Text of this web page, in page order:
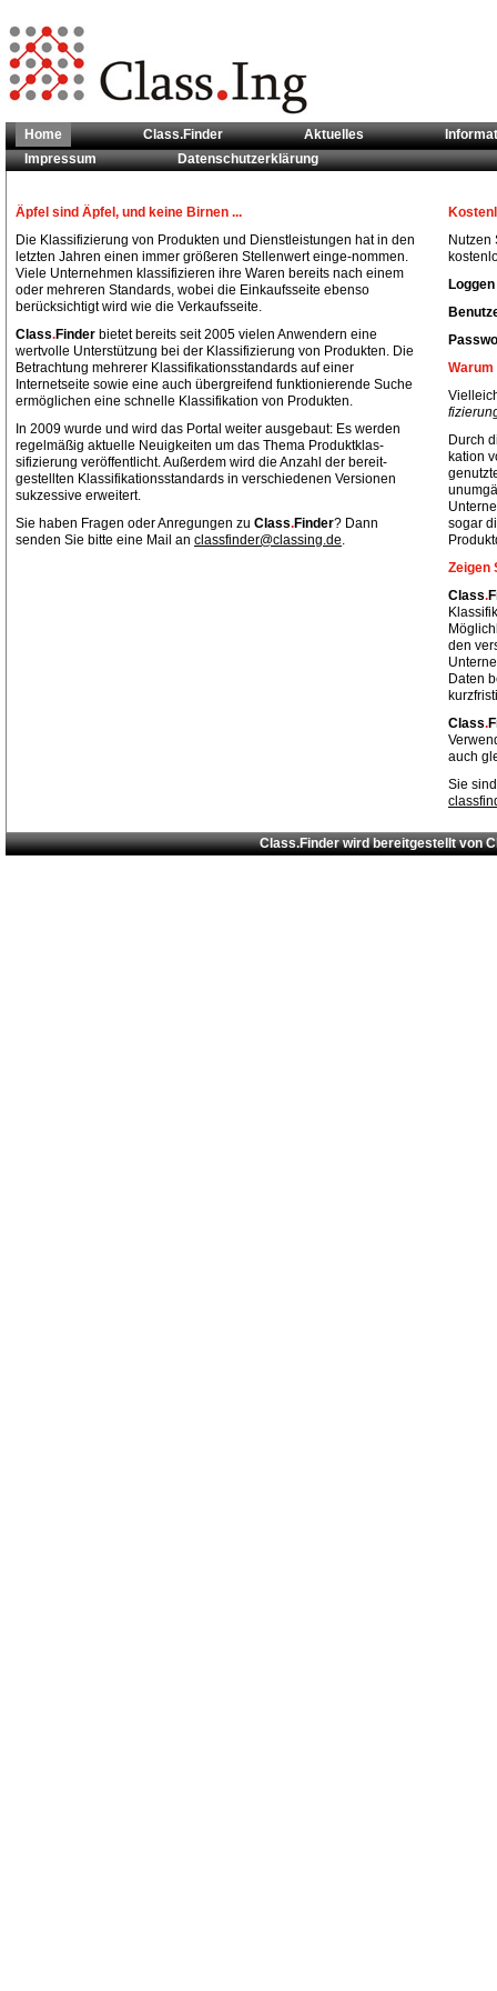
Sie sind hier:Home
Home Class.Finder Aktuelles
Impressum
Datenschutzerklärung
Äpfel sind Äpfel, und keine Birnen ...
Die Klassifizierung von Produkten und Dienstleistungen hat in den
letzten Jahren einen immer größeren Stellenwert einge-nommen.
Viele Unternehmen klassifizieren ihre Waren bereits nach einem
oder mehreren Standards, wobei die Einkaufsseite ebenso
berücksichtigt wird wie die Verkaufsseite.
Class.Finder bietet bereits seit 2005 vielen Anwendern eine
wertvolle Unterstützung bei der Klassifizierung von Produkten. Die
Betrachtung mehrerer Klassifikationsstandards auf einer
Internetseite sowie eine auch übergreifend funktionierende Suche
ermöglichen eine schnelle Klassifikation von Produkten.
In 2009 wurde und wird das Portal weiter ausgebaut: Es werden
regelmäßig aktuelle Neuigkeiten um das Thema Produktklas-
sifizierung veröffentlicht. Außerdem wird die Anzahl der bereit-
gestellten Klassifikationsstandards in verschiedenen Versionen
sukzessive erweitert.
Sie haben Fragen oder Anregungen zu Class.Finder? Dann
senden Sie bitte eine Mail an classfinder@classing.de.
Nutzen
Warum
Durch
kation
sogar
Zeigen
Class.
den
Daten
Class.
auch
Sie
Class.Finder wird bereitgestellt von